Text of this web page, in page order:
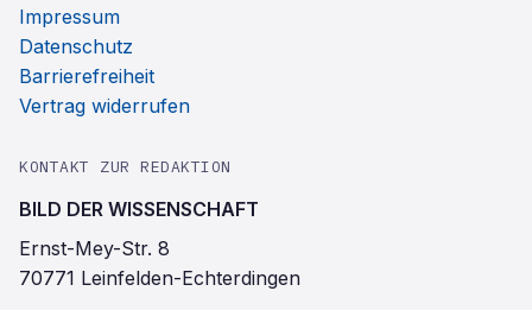
Impressum
Datenschutz
Barrierefreiheit
Vertrag widerrufen
KONTAKT ZUR REDAKTION
BILD DER WISSENSCHAFT
Ernst-Mey-Str. 8
70771 Leinfelden-Echterdingen